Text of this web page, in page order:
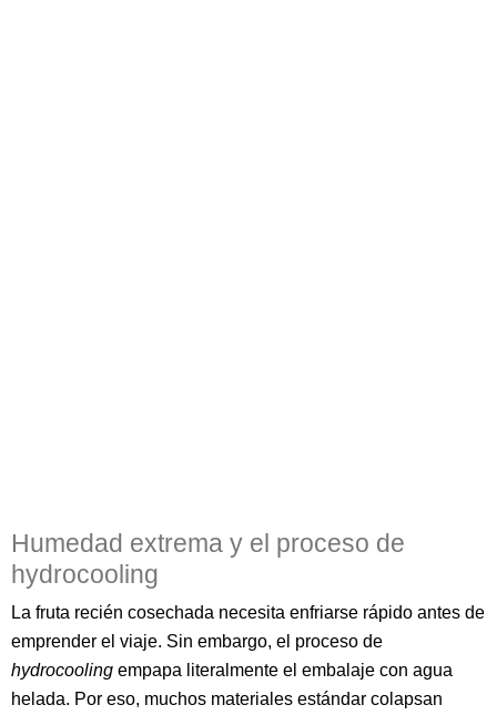
Humedad extrema y el proceso de
hydrocooling
La fruta recién cosechada necesita enfriarse rápido antes de
emprender el viaje. Sin embargo, el proceso de
hydrocooling empapa literalmente el embalaje con agua
helada. Por eso, muchos materiales estándar colapsan